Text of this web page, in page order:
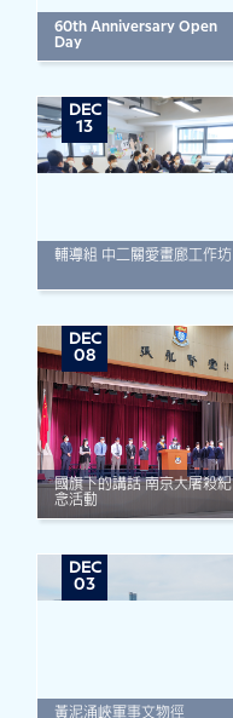
60th Anniversary Open
Day
DEC
13
輔導組 中二關愛畫廊工作坊
DEC
08
國旗下的講話 南京大屠殺紀
念活動
DEC
03
黃泥涌峽軍事文物徑